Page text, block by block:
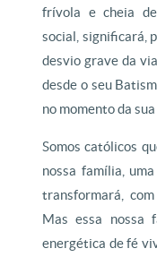
frívola e cheia
social, significará,
desvio grave da
desde o seu
no momento da
Somos católicos
nossa família,
transformará,
Mas essa nossa
energética de fé